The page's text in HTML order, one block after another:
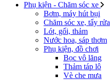
Phụ kiện - Chăm sóc xe
Bơm, máy hút bụi
Chăm sóc xe, tẩy rửa
Lót, gối, thảm
Nước hoa, sáp thơm
Phụ kiện, đồ chơi
Bọc vô lăng
Thảm táp lô
Vè che mưa